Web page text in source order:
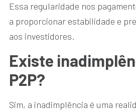
Essa regularidade nos
a proporcionar estabilidade e
aos investidores.
Existe
P2P?
Sim, a inadimplência é uma